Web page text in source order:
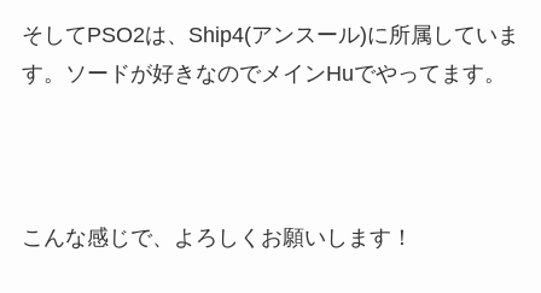
そしてPSO2は、Ship4(アンスール)に所属していま
す。ソードが好きなのでメインHuでやってます。
こんな感じで、よろしくお願いします！